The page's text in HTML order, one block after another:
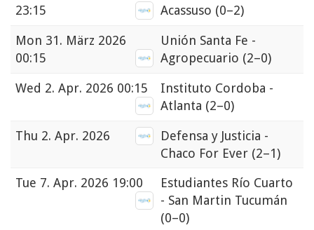
23:15
Acassuso (0–2)
Mon 31. März 2026
00:15
Unión Santa Fe -
Agropecuario (2–0)
Wed 2. Apr. 2026 00:15
Instituto Cordoba -
Atlanta (2–0)
Thu 2. Apr. 2026
Defensa y Justicia -
Chaco For Ever (2–1)
Tue 7. Apr. 2026 19:00
Estudiantes Río Cuarto
- San Martin Tucumán
(0–0)